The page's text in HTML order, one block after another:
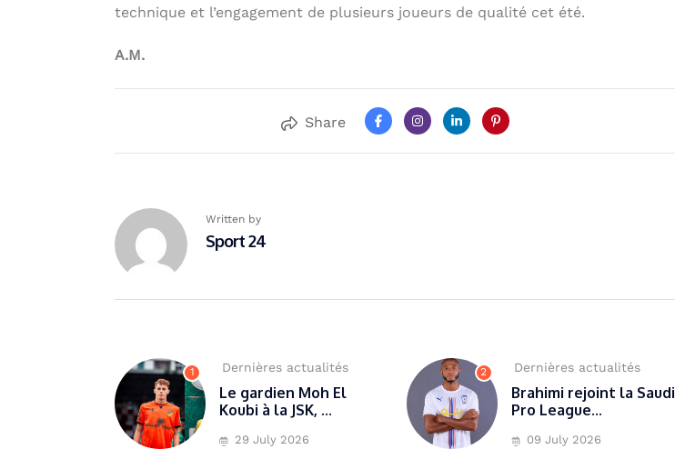
technique et l’engagement de plusieurs joueurs de qualité cet été.
A.M.
Share
Written by
Sport 24
1 Dernières actualités
Le gardien Moh El
Koubi à la JSK, ...
29 July 2026
2 Dernières actualités
Brahimi rejoint la Saudi
Pro League...
09 July 2026